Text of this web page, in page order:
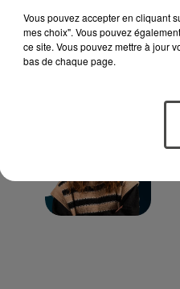
Vous pouvez accepter en cliquant
mes choix". Vous pouvez
ce site. Vous pouvez mettre à jour
bas de chaque page.